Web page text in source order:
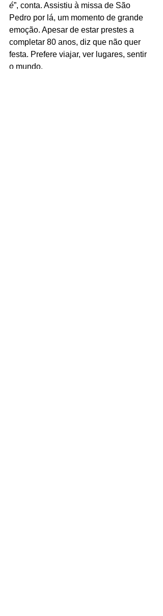
é”, conta. Assistiu à missa de São
Pedro por lá, um momento de grande
emoção. Apesar de estar prestes a
completar 80 anos, diz que não quer
festa. Prefere viajar, ver lugares, sentir
o mundo.